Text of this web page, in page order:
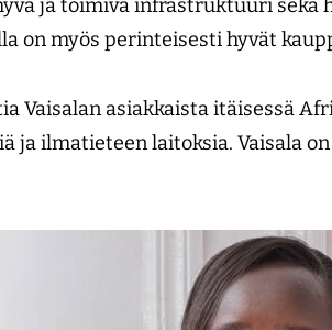
ja toimiva infrastruktuuri
on myös perinteisesti hyvät
Vaisalan asiakkaista itäisessä
ja ilmatieteen laitoksia. Vaisala